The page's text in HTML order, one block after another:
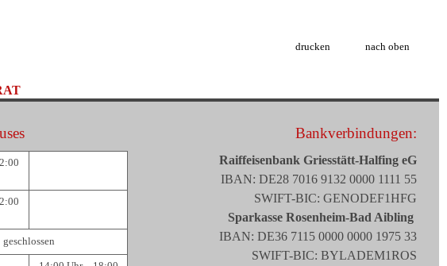
drucken nach oben
geschlossen
Bankverbindungen:
Raiffeisenbank Griesstätt-Halfing eG
IBAN: DE28 7016 9132 0000 1111 55
SWIFT-BIC: GENODEF1HFG
Sparkasse Rosenheim-Bad Aibling
IBAN: DE36 7115 0000 0000 1975 33
SWIFT-BIC: BYLADEM1ROS